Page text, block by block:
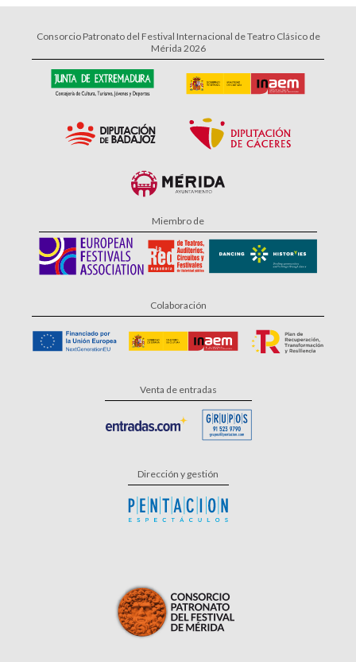
Consorcio Patronato del Festival Internacional de Teatro Clásico de
Mérida 2026
Miembro de
Colaboración
Venta de entradas
Dirección y gestión